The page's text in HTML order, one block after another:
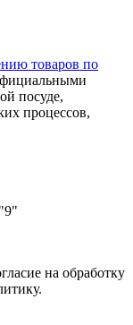
товаров по
посуде,
процессов,
на обработку